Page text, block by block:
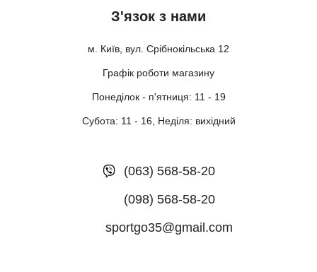
З'язок з нами
м. Київ, вул. Срібнокільська 12
Графік роботи магазину
Понеділок - п'ятниця: 11 - 19
Субота: 11 - 16, Неділя: вихідний
(063) 568-58-20
(098) 568-58-20
sportgo35@gmail.com